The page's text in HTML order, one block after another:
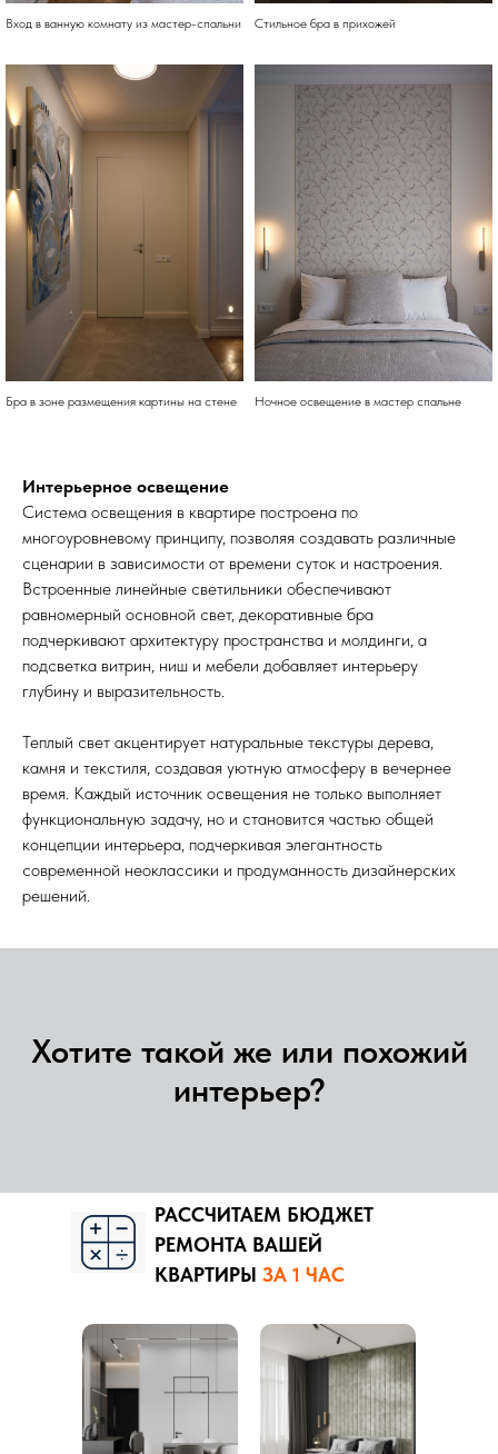
Вход в ванную комнату из мастер-спальни Стильное бра в прихожей
Бра в зоне размещения картины на стене Ночное освещение в мастер спальне
Интерьерное освещение
Система освещения в квартире построена по
многоуровневому принципу, позволяя создавать различные
сценарии в зависимости от времени суток и настроения.
Встроенные линейные светильники обеспечивают
равномерный основной свет, декоративные бра
подчеркивают архитектуру пространства и молдинги, а
подсветка витрин, ниш и мебели добавляет интерьеру
глубину и выразительность.
Теплый свет акцентирует натуральные текстуры дерева,
камня и текстиля, создавая уютную атмосферу в вечернее
время. Каждый источник освещения не только выполняет
функциональную задачу, но и становится частью общей
концепции интерьера, подчеркивая элегантность
современной неоклассики и продуманность дизайнерских
решений.
Хотите такой же или похожий
интерьер?
РАССЧИТАЕМ БЮДЖЕТ
РЕМОНТА ВАШЕЙ
КВАРТИРЫ ЗА 1 ЧАС